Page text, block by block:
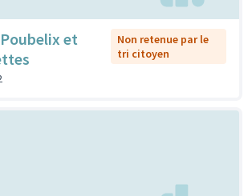
et
Non retenue par le
tri citoyen